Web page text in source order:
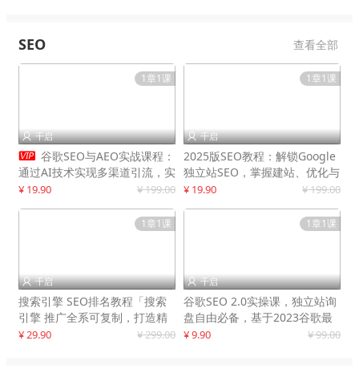
SEO 查看全部
1章1课
 千启
 谷歌SEO与AEO实战课程：
通过AI技术实现多渠道引流，实
现网站流量增长300%
¥ 19.90 ¥ 199.00
1章1课
 千启
2025版SEO教程：解锁Google
独立站SEO，掌握建站、优化与
变现技巧
¥ 19.90 ¥ 199.00
1章1课
 千启
搜索引擎 SEO排名教程「搜索
引擎 推广全系可复制，打造精
准被动流量系统
¥ 29.90 ¥ 299.00
1章1课
 千启
谷歌SEO 2.0实操课，独立站询
盘自由必备，基于2023谷歌最
新算法录制
¥ 9.90 ¥ 99.00